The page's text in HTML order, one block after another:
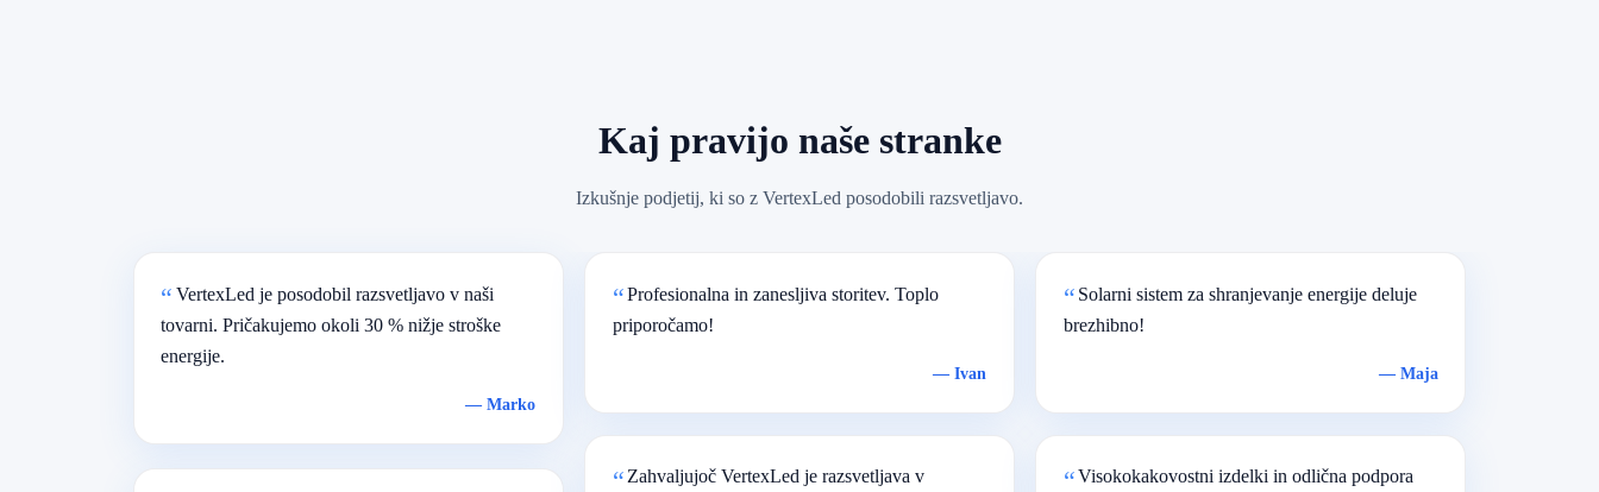
Kaj pravijo naše stranke
Izkušnje podjetij, ki so z VertexLed posodobili razsvetljavo.
VertexLed je posodobil razsvetljavo v naši
tovarni. Pričakujemo okoli 30 % nižje stroške
energije.
—Marko
Profesionalna in zanesljiva storitev. Toplo
priporočamo!
—Ivan
Zahvaljujoč VertexLed je razsvetljava v
Solarni sistem za shranjevanje energije deluje
brezhibno!
— Maja
Visokokakovostni izdelki in odlična podpora